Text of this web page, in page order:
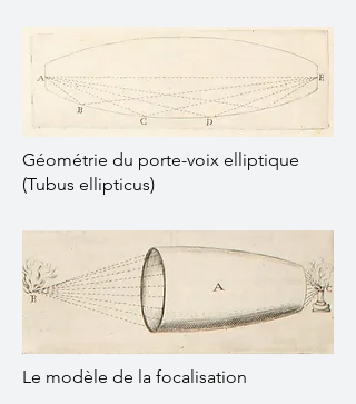
Géométrie du porte-voix elliptique
(Tubus ellipticus)
Le modèle de la focalisation